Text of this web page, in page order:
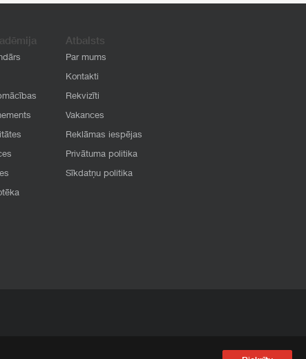
Atbalsts
Par mums
Kontakti
Rekvizīti
Vakances
Reklāmas iespējas
Privātuma politika
Sīkdatņu politika